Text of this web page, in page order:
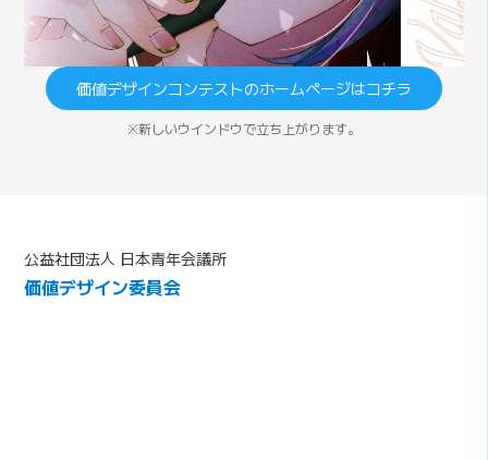
価値デザインコンテストのホームページはコチラ
※新しいウインドウで立ち上がります。
公益社団法人 日本青年会議所
価値デザイン委員会